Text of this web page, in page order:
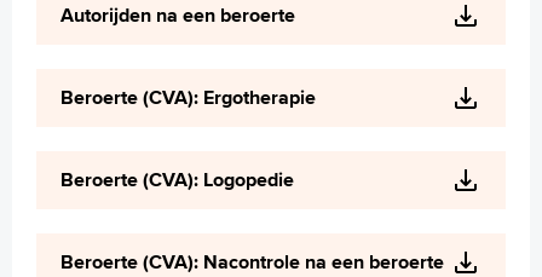
Language
English
Polski
Autorijden na een beroerte
Beroerte (CVA): Ergotherapie
Beroerte (CVA): Logopedie
Beroerte (CVA): Nacontrole na een beroerte